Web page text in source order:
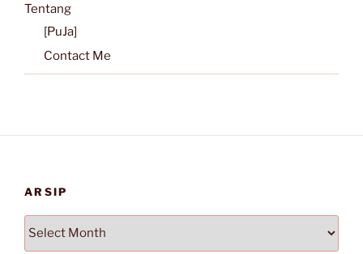
Tentang
[PuJa]
Contact Me
ARSIP
Arsip